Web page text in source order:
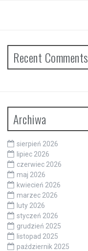
Recent Comments
Archiwa
sierpień 2026
lipiec 2026
czerwiec 2026
maj 2026
kwiecień 2026
marzec 2026
luty 2026
styczeń 2026
grudzień 2025
listopad 2025
październik 2025